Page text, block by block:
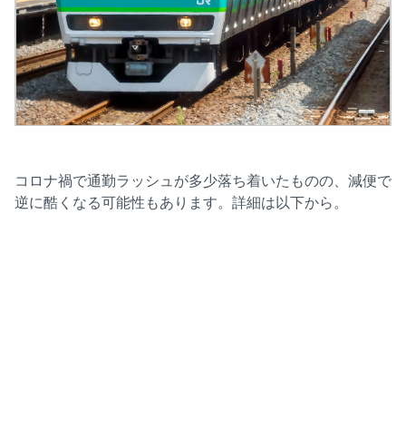
コロナ禍で通勤ラッシュが多少落ち着いたものの、減便で
逆に酷くなる可能性もあります。詳細は以下から。